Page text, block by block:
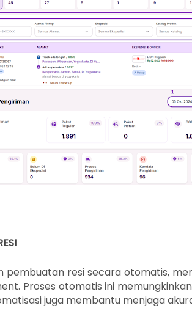
pembuatan resi secara otomatis,
Proses otomatis ini
juga membantu menjaga